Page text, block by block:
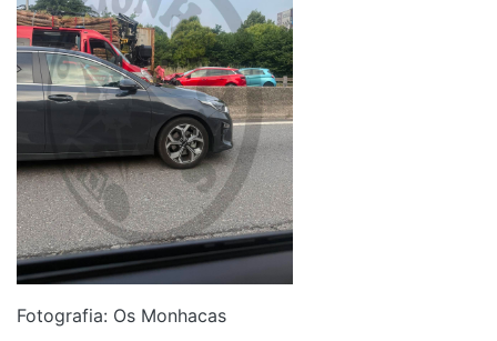
Fotografia: Os Monhacas